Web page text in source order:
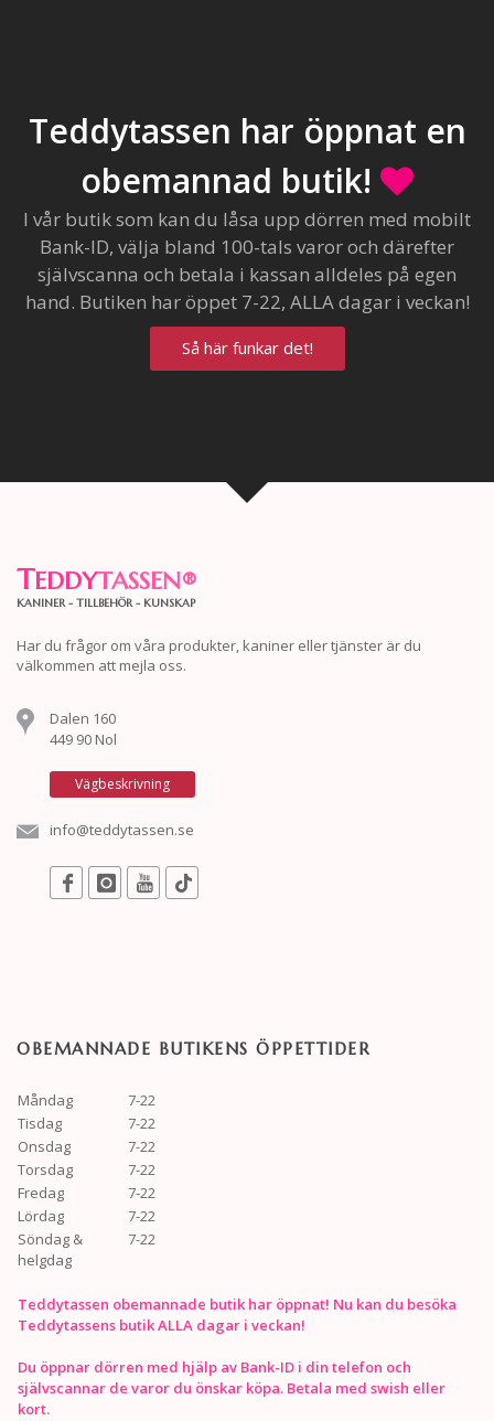
Teddytassen har öppnat en
obemannad butik!
I vår butik som kan du låsa upp dörren med mobilt
Bank-ID, välja bland 100-tals varor och därefter
självscanna och betala i kassan alldeles på egen
hand. Butiken har öppet 7-22, ALLA dagar i veckan!
Så här funkar det!
TEDDYTASSEN®
KANINER - TILLBEHÖR - KUNSKAP
Har du frågor om våra produkter, kaniner eller tjänster är du
välkommen att mejla oss.
Dalen 160
449 90 Nol
Vägbeskrivning
info@teddytassen.se
OBEMANNADE BUTIKENS ÖPPETTIDER
Måndag
7-22
Tisdag
7-22
Onsdag
7-22
Torsdag
7-22
Fredag
7-22
Lördag
7-22
Söndag &
helgdag
7-22
Teddytassen obemannade butik har öppnat! Nu kan du besöka
Teddytassens butik ALLA dagar i veckan!
Du öppnar dörren med hjälp av Bank-ID i din telefon och
självscannar de varor du önskar köpa. Betala med swish eller
kort.